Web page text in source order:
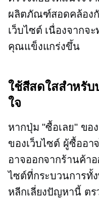
ผลิตภัณฑ์สอดคล้อง
เว็บไซต์ เนื่องจาก
คุณแข็งแกร่งขึ้น
ใช้สีสดใสสำหรั
ใจ
หากปุ่ม "ซื้อเลย" ข
ของเว็บไซต์ ผู้ซื้ออา
อาจออกจากร้านค้า
ไซต์ที่กระบวนการทั้
หลีกเลี่ยงปัญหานี้ ตร